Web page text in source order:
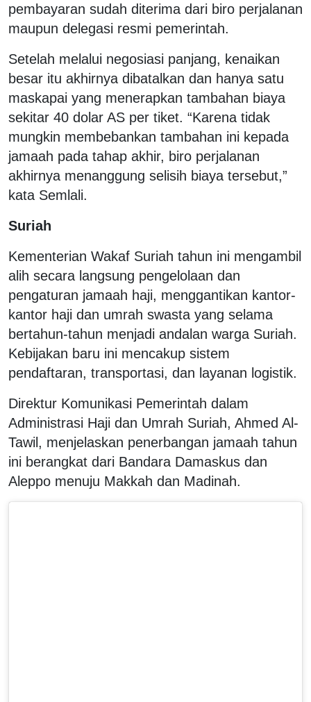
pembayaran sudah diterima dari biro perjalanan
maupun delegasi resmi pemerintah.
Setelah melalui negosiasi panjang, kenaikan
besar itu akhirnya dibatalkan dan hanya satu
maskapai yang menerapkan tambahan biaya
sekitar 40 dolar AS per tiket. “Karena tidak
mungkin membebankan tambahan ini kepada
jamaah pada tahap akhir, biro perjalanan
akhirnya menanggung selisih biaya tersebut,”
kata Semlali.
Suriah
Kementerian Wakaf Suriah tahun ini mengambil
alih secara langsung pengelolaan dan
pengaturan jamaah haji, menggantikan kantor-
kantor haji dan umrah swasta yang selama
bertahun-tahun menjadi andalan warga Suriah.
Kebijakan baru ini mencakup sistem
pendaftaran, transportasi, dan layanan logistik.
Direktur Komunikasi Pemerintah dalam
Administrasi Haji dan Umrah Suriah, Ahmed Al-
Tawil, menjelaskan penerbangan jamaah tahun
ini berangkat dari Bandara Damaskus dan
Aleppo menuju Makkah dan Madinah.